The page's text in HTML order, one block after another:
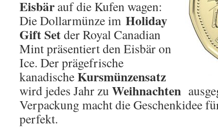
Eisbär auf die Kufen wagen:
Die Dollarmünze im Holiday
Gift Setder Royal Canadian
Mint präsentiert den Eisbär on
Ice. Der prägefrische
kanadischeKursmünzensatz
wird jedes Jahr zu Weihnachten
Verpackung macht die Geschenkidee
perfekt.